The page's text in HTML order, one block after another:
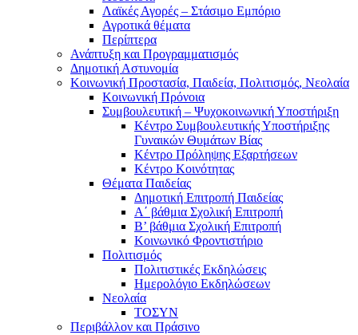
Λαϊκές Αγορές – Στάσιμο Εμπόριο
Αγροτικά θέματα
Περίπτερα
Ανάπτυξη και Προγραμματισμός
Δημοτική Αστυνομία
Κοινωνική Προστασία, Παιδεία, Πολιτισμός, Νεολαία
Κοινωνική Πρόνοια
Συμβουλευτική – Ψυχοκοινωνική Υποστήριξη
Κέντρο Συμβουλευτικής Υποστήριξης
Γυναικών Θυμάτων Βίας
Κέντρο Πρόληψης Εξαρτήσεων
Κέντρο Κοινότητας
Θέματα Παιδείας
Δημοτική Επιτροπή Παιδείας
Α΄ βάθμια Σχολική Επιτροπή
B’ βάθμια Σχολική Επιτροπή
Κοινωνικό Φροντιστήριο
Πολιτισμός
Πολιτιστικές Εκδηλώσεις
Ημερολόγιο Εκδηλώσεων
Νεολαία
ΤΟΣΥΝ
Περιβάλλον και Πράσινο